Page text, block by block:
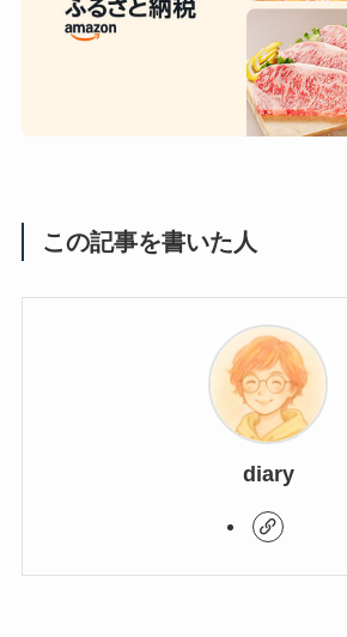
この記事を書いた人
diary